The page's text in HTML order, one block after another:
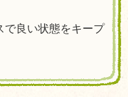
で良い状態をキープ